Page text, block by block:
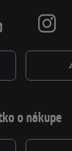
o nákupe